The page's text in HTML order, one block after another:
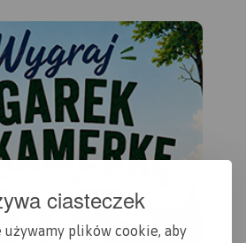
ciasteczek
używamy plików cookie, aby
Zaznaczono tu szlaki piesze,
rowerowe i konne wraz z
zaznaczonymi
odległościami.
Mapa została wydana
jedynie w formie cyfrowej -
brak dostępnej wersji
papierowej.